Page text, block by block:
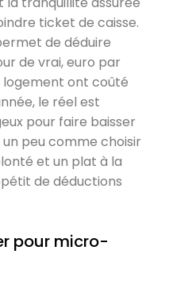
ticket de caisse.
de déduire
de vrai, euro par
logement ont coûté
le réel est
pour faire baisser
peu comme choisir
et un plat à la
de déductions
pour micro-